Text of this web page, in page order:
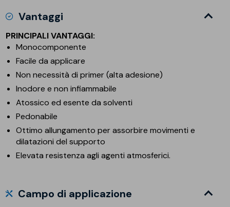
Vantaggi
PRINCIPALI VANTAGGI:
Monocomponente
Facile da applicare
Non necessità di primer (alta adesione)
Inodore e non infiammabile
Atossico ed esente da solventi
Pedonabile
Ottimo allungamento per assorbire movimenti e
dilatazioni del supporto
Elevata resistenza agli agenti atmosferici.
Campo di applicazione